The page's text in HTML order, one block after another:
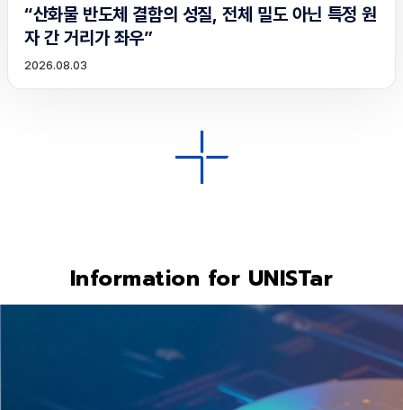
“산화물 반도체 결함의 성질, 전체 밀도 아닌 특정 원
자 간 거리가 좌우”
2026.08.03
Information for UNISTar